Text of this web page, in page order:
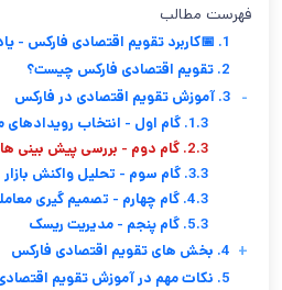
فهرست مطالب
1. 📅کاربرد تقویم اقتصادی فارکس - یادگیری تقویم اقتصادی فارکس
2. تقویم اقتصادی فارکس چیست؟
3. آموزش تقویم اقتصادی در فارکس -
1.3. گام اول - انتخاب رویدادهای مهم
2.3. گام دوم - بررسی پیش بینی ها
3.3. گام سوم - تحلیل واکنش بازار
4.3. گام چهارم - تصمیم گیری معاملاتی
5.3. گام پنجم - مدیریت ریسک
4. بخش های تقویم اقتصادی فارکس +
5. نکات مهم در آموزش تقویم اقتصادی فارکس